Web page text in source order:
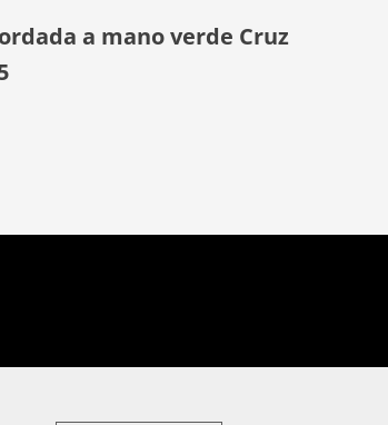
a mano verde Cruz